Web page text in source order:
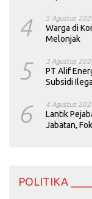
4 5 Agustus
Warga di
Melonjak
5 3 Agustus
PT Alif
Subsidi
6 4 Agustus
Lantik
Jabatan,
POLITIKA ____